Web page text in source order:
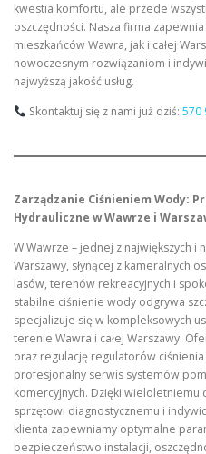
kwestia komfortu, ale przede
oszczędności. Nasza firma
mieszkańców Wawra, jak i całej
nowoczesnym rozwiązaniom i
najwyższą jakość usług.
Skontaktuj się z nami już dziś: 570
Zarządzanie Ciśnieniem Wody:
Hydrauliczne w Wawrze i
W Wawrze – jednej z największych
Warszawy, słynącej z kameralnych
lasów, terenów rekreacyjnych i
stabilne ciśnienie wody odgrywa
specjalizuje się w kompleksowych
terenie Wawra i całej Warszawy.
oraz regulację regulatorów
profesjonalny serwis systemów
komercyjnych. Dzięki
sprzętowi diagnostycznemu i
klienta zapewniamy optymalne
bezpieczeństwo instalacji,